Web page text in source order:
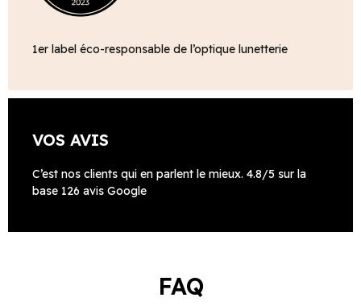
1er label éco-responsable de l’optique lunetterie
VOS AVIS
C’est nos clients qui en parlent le mieux. 4.8/5 sur la
base 126 avis Google
FAQ